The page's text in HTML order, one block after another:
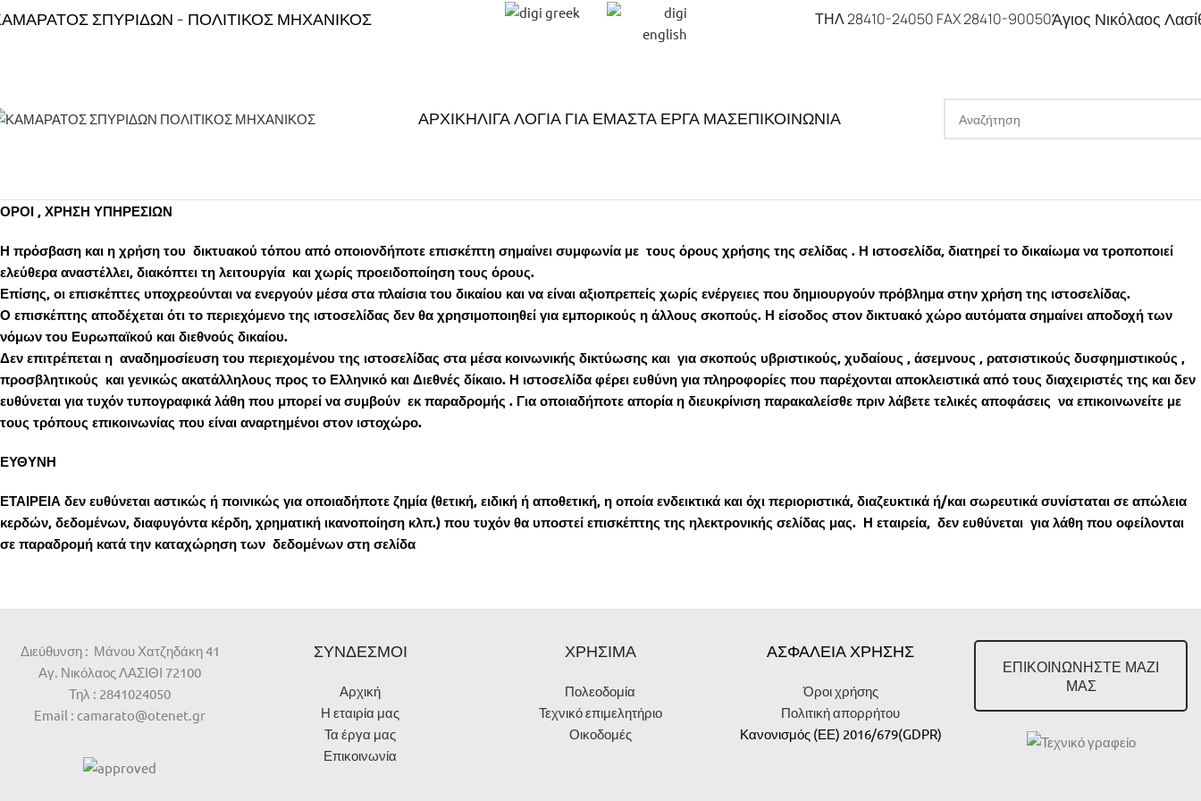
ΣΠΥΡΙΔΩΝ - ΠΟΛΙΤΙΚΟΣ ΜΗΧΑΝΙΚΟΣ ΤΗΛ 28410-24050 FAX 28410-90050Άγιος Νικόλαος
ΑΡΧΙΚΗΛΙΓΑ ΛΟΓΙΑ ΓΙΑ ΕΜΑΣΤΑ ΕΡΓΑ ΜΑΣΕΠΙΚΟΙΝΩΝΙΑ
ΟΡΟΙ , ΧΡΗΣΗ ΥΠΗΡΕΣΙΩΝ
Η πρόσβαση και η χρήση του δικτυακού τόπου από οποιονδήποτε επισκέπτη σημαίνει συμφωνία με τους όρους χρήσης της σελίδας . Η ιστοσελίδα, διατηρεί το δικαίωμα να τροποποιεί
ελεύθερα αναστέλλει, διακόπτει τη λειτουργία και χωρίς προειδοποίηση τους όρους.
Επίσης, οι επισκέπτες υποχρεούνται να ενεργούν μέσα στα πλαίσια του δικαίου και να είναι αξιοπρεπείς χωρίς ενέργειες που δημιουργούν πρόβλημα στην χρήση της ιστοσελίδας.
Ο επισκέπτης αποδέχεται ότι το περιεχόμενο της ιστοσελίδας δεν θα χρησιμοποιηθεί για εμπορικούς η άλλους σκοπούς. Η είσοδος στον δικτυακό χώρο αυτόματα σημαίνει αποδοχή των
νόμων του Ευρωπαϊκού και διεθνούς δικαίου.
Δεν επιτρέπεται η αναδημοσίευση του περιεχομένου της ιστοσελίδας στα μέσα κοινωνικής δικτύωσης και για σκοπούς υβριστικούς, χυδαίους , άσεμνους , ρατσιστικούς δυσφημιστικούς ,
προσβλητικούς και γενικώς ακατάλληλους προς το Ελληνικό και Διεθνές δίκαιο. Η ιστοσελίδα φέρει ευθύνη για πληροφορίες που παρέχονται αποκλειστικά από τους διαχειριστές της και δεν
ευθύνεται για τυχόν τυπογραφικά λάθη που μπορεί να συμβούν εκ παραδρομής . Για οποιαδήποτε απορία η διευκρίνιση παρακαλείσθε πριν λάβετε τελικές αποφάσεις να επικοινωνείτε με
τους τρόπους επικοινωνίας που είναι αναρτημένοι στον ιστοχώρο.
ΕΥΘΥΝΗ
ΕΤΑΙΡΕΙΑ δεν ευθύνεται αστικώς ή ποινικώς για οποιαδήποτε ζημία (θετική, ειδική ή αποθετική, η οποία ενδεικτικά και όχι περιοριστικά, διαζευκτικά ή/και σωρευτικά συνίσταται σε απώλεια
κερδών, δεδομένων, διαφυγόντα κέρδη, χρηματική ικανοποίηση κλπ.) που τυχόν θα υποστεί επισκέπτης της ηλεκτρονικής σελίδας μας. Η εταιρεία, δεν ευθύνεται για λάθη που οφείλονται
σε παραδρομή κατά την καταχώρηση των δεδομένων στη σελίδα
Διεύθυνση : Μάνου Χατζηδάκη 41
Αγ. Νικόλαος ΛΑΣΙΘΙ 72100
Τηλ : 2841024050
Email : camarato@otenet.gr
ΣΥΝΔΕΣΜΟΙ
Αρχική
Η εταιρία μας
Τα έργα μας
Επικοινωνία
ΧΡΗΣΙΜΑ
Πολεοδομία
Τεχνικό επιμελητήριο
Οικοδομές
ΑΣΦΑΛΕΙΑ ΧΡΗΣΗΣ
Όροι χρήσης
Πολιτική απορρήτου
Κανονισμός (ΕΕ) 2016/679(GDPR)
ΕΠΙΚΟΙΝΩΝΗΣΤΕ ΜΑΖΙ
ΜΑΣ